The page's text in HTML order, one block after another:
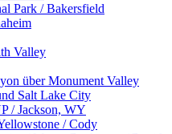
Park / Bakersfield
Valley
über Monument Valley
Salt Lake City
/ Jackson, WY
/ Cody